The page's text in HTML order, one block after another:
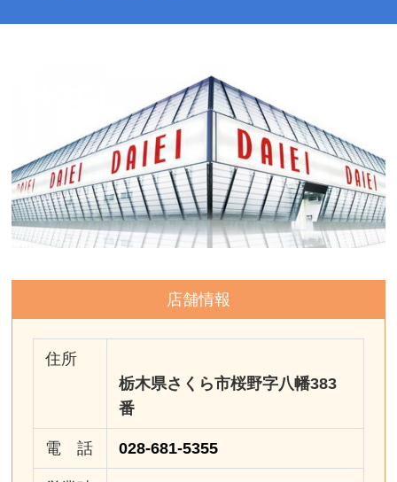
店舗情報
住所
栃木県さくら市桜野字八幡383
番
電 話 028-681-5355